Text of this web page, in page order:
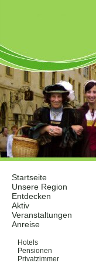
Startseite
Unsere Region
Entdecken
Aktiv
Veranstaltungen
Anreise
Hotels
Pensionen
Privatzimmer